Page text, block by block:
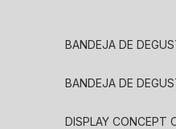
BANDEJA DE
BANDEJA DE
DISPLAY